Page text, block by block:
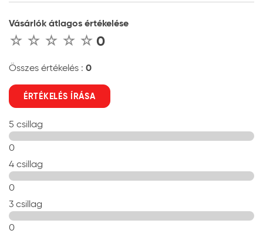
Vásárlók átlagos értékelése
0
Összes értékelés : 0
ÉRTÉKELÉS ÍRÁSA
5 csillag
0
4 csillag
0
3 csillag
0